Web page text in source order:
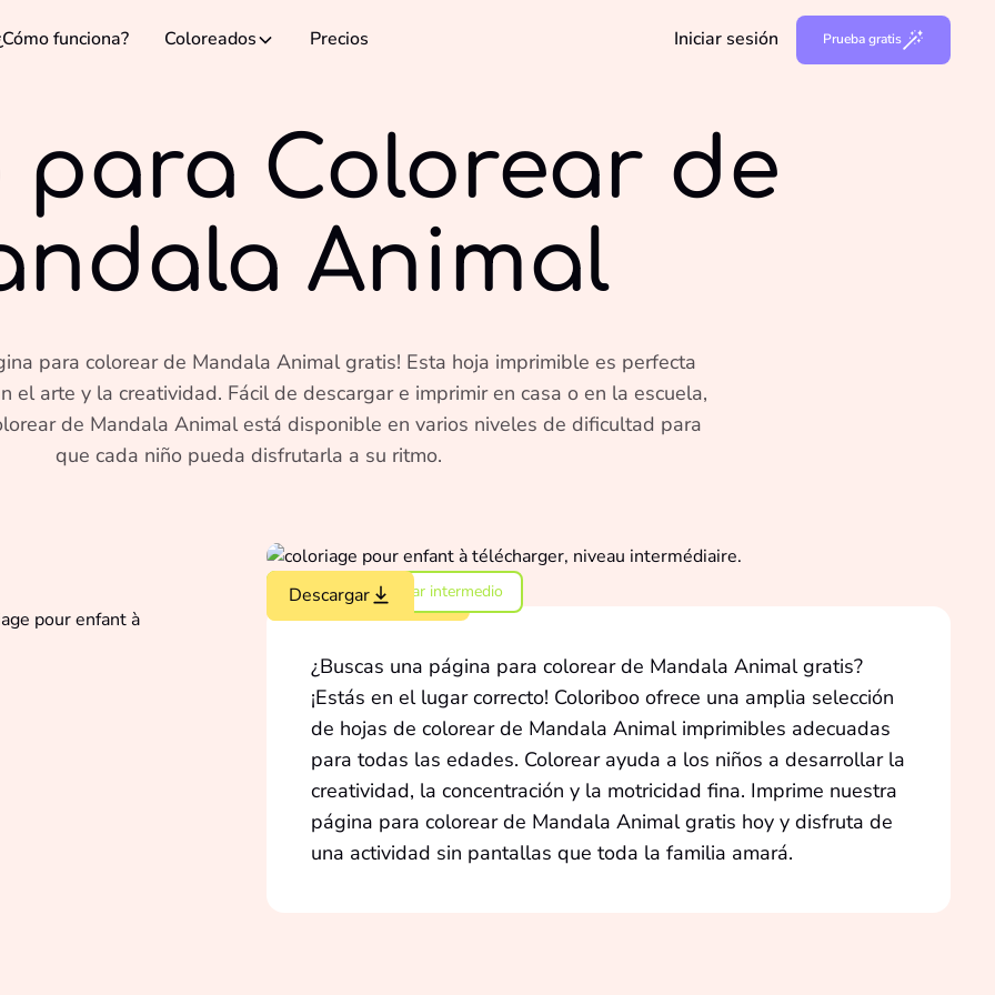
funciona? Coloreados Precios Iniciar sesión Prueba gratis
para Colorear de
Animal
para colorear de Mandala Animal gratis! Esta hoja imprimible es perfecta
el arte y la creatividad. Fácil de descargar e imprimir en casa o en la escuela,
de Mandala Animal está disponible en varios niveles de dificultad para
que cada niño pueda disfrutarla a su ritmo.
Colorear en línea
Dibujo para colorear intermedio
Descargar
¿Buscas una página para colorear de Mandala Animal gratis?
¡Estás en el lugar correcto! Coloriboo ofrece una amplia selección
de hojas de colorear de Mandala Animal imprimibles adecuadas
para todas las edades. Colorear ayuda a los niños a desarrollar la
creatividad, la concentración y la motricidad fina. Imprime nuestra
página para colorear de Mandala Animal gratis hoy y disfruta de
una actividad sin pantallas que toda la familia amará.